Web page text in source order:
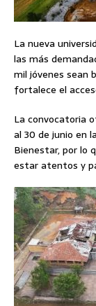
La nueva
las más
mil jóvenes sean
fortalece el
La convocatoria
al 30 de junio en
Bienestar, por lo
estar atentos y